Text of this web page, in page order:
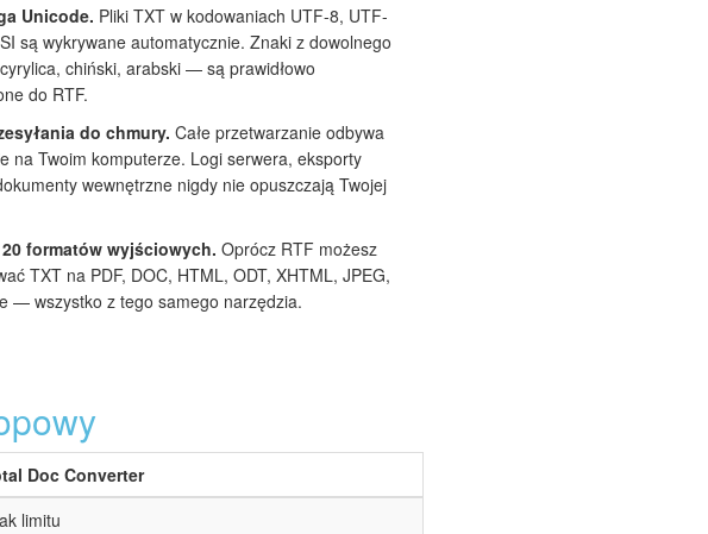
Unicode. Pliki TXT w kodowaniach UTF-8, UTF-
są wykrywane automatycznie. Znaki z dowolnego
chiński, arabski — są prawidłowo
do RTF.
do chmury. Całe przetwarzanie odbywa
na Twoim komputerze. Logi serwera, eksporty
wewnętrzne nigdy nie opuszczają Twojej
formatów wyjściowych. Oprócz RTF możesz
TXT na PDF, DOC, HTML, ODT, XHTML, JPEG,
— wszystko z tego samego narzędzia.
Doc Converter
limitu